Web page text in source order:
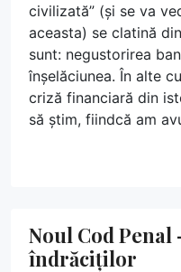
civilizată” (și se va
aceasta) se clatină
sunt: negustorirea
înșelăciunea. În alte
criză financiară din
să știm, fiindcă am
Noul Cod Penal
îndrăciților